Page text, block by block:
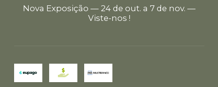
Nova Exposição — 24 de out. a 7 de nov. —
Viste-nos !